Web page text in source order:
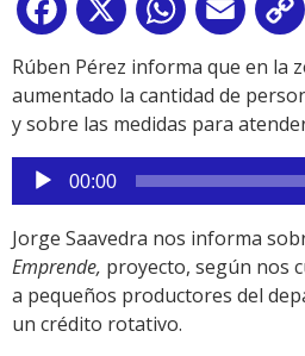
Facebook
X WhatsApp
Email
Rúben Pérez informa que en la
aumentado la cantidad de
y sobre las medidas para
Reproductor
de
audio
00:00
Jorge Saavedra nos informa
Emprende, proyecto, según nos
a pequeños productores del
un crédito rotativo.